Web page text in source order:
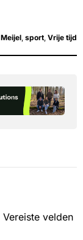
Meijel sport Vrije tijd
Vereiste velden